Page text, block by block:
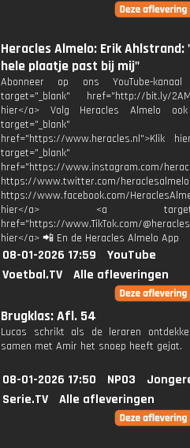
Heracles Almelo: Erik Ahlstrand:
hele plaatje past bij mij"
Abonneer op ons YouTube-
target="_blank" href="http://bit.ly/
hier</a> Volg Heracles Almelo
target="_blank"
href="https://www.heracles.nl">Klik
target="_blank"
href="https://www.instagram.com/
https://www.twitter.com/heraclesalmelo
https://www.facebook.com/
hier</a> <a
href="https://www.TikTok.com/
hier</a> 📲 En de Heracles Almelo App
08-01-2026 17:59
YouTube
Voetbal.TV
Alle afleveringen
Brugklas: Afl. 54
Lucas schrikt als de leraren
samen met Amir het snoep heeft gejat.
08-01-2026 17:50 NPO3
Serie.TV
Alle afleveringen